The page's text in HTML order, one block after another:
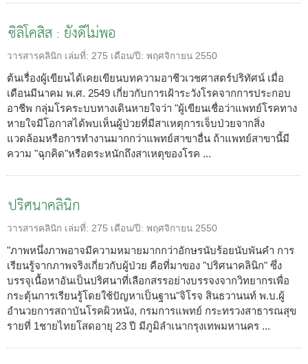
ซิลิโคสิส : ยังดีไม่พอ
วารสารคลินิก เล่มที่: 275 เดือน/ปี: พฤศจิกายน 2550
ต้นเรื่องผู้เขียนได้เคยเขียนบทความอาชีวเวชศาสตร์ปริทัศน์ เมื่อ
เดือนมีนาคม พ.ศ. 2549 เกี่ยวกับการเฝ้าระวังโรคจากการประกอบ
อาชีพ กลุ่มโรคระบบทางเดินหายใจว่า "ผู้เขียนเชื่อว่าแพทย์โรคทาง
หายใจมีโอกาสได้พบเห็นผู้ป่วยที่มีสาเหตุการเจ็บป่วยจากสิ่ง
แวดล้อมหรือการทำงานมากกว่าแพทย์สาขาอื่น ถ้าแพทย์สาขานี้มี
ความ "ฉุกคิด"หรือตระหนักถึงสาเหตุของโรค ...
ปริศนาคลินิก
วารสารคลินิก เล่มที่: 275 เดือน/ปี: พฤศจิกายน 2550
"ภาพหนึ่งภาพอาจมีความหมายมากกว่าอักษรนับร้อยนับพันคำ การ
เรียนรู้จากภาพจริงเกี่ยวกับผู้ป่วย คือที่มาของ "ปริศนาคลินิก" ซึ่ง
บรรจุเนื้อหาอันเป็นปริศนาที่เลือกสรรอย่างบรรจงจากวิทยากรเพื่อ
กระตุ้นการเรียนรู้โดยใช้ปัญหาเป็นฐาน"จิโรจ สินธวานนท์ พ.บ.ผู้
อำนวยการสถาบันโรคผิวหนัง, กรมการแพทย์ กระทรวงสาธารณสุข
รายที่ 1ชายไทยโสดอายุ 23 ปี มีภูมิลำเนากรุงเทพมหานคร ...